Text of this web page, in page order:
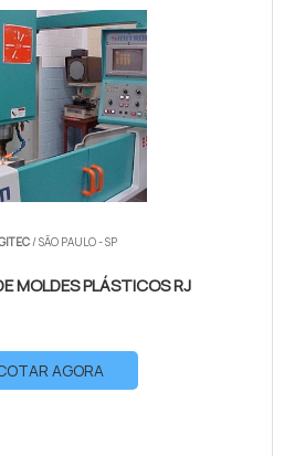
/ SÃO PAULO - SP
MOLDES PLÁSTICOS RJ
AGORA